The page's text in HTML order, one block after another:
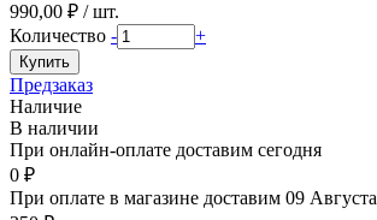
990,00 ₽ / шт.
Количество - +
Предзаказ
Наличие
В наличии
При онлайн-оплате доставим сегодня
0 ₽
При оплате в магазине доставим 09 Августа